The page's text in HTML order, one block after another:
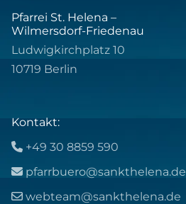
Pfarrei St. Helena –
Wilmersdorf-Friedenau
Ludwigkirchplatz 10
10719 Berlin
Kontakt:
 +49 30 8859 590
 pfarrbuero@sankthelena.de
 webteam@sankthelena.de